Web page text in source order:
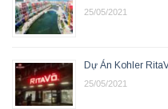
25/05/2021
Dự Án Kohler
25/05/2021